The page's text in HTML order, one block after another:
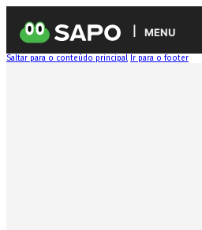
MENU
Saltar para o conteúdo principal Ir para o footer